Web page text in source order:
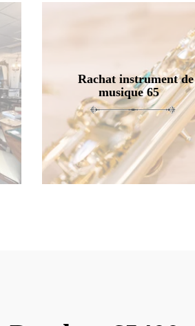
Rachat instrument de
musique 65